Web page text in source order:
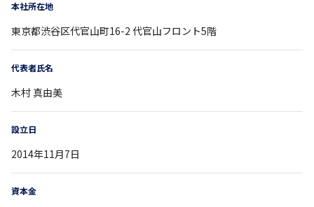
本社所在地
東京都渋谷区代官山町16-2 代官山フロント5階
代表者氏名
木村 真由美
設立日
2014年11月7日
資本金